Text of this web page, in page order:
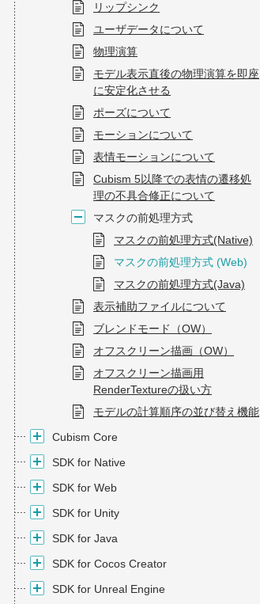
リップシンク
ユーザデータについて
物理演算
モデル表示直後の物理演算を即座
に安定化させる
ポーズについて
モーションについて
表情モーションについて
Cubism 5以降での表情の遷移処
理の不具合修正について
マスクの前処理方式
マスクの前処理方式(Native)
マスクの前処理方式 (Web)
マスクの前処理方式(Java)
表示補助ファイルについて
ブレンドモード（OW）
オフスクリーン描画（OW）
オフスクリーン描画用
RenderTextureの扱い方
モデルの計算順序の並び替え機能
Cubism Core
SDK for Native
SDK for Web
SDK for Unity
SDK for Java
SDK for Cocos Creator
SDK for Unreal Engine